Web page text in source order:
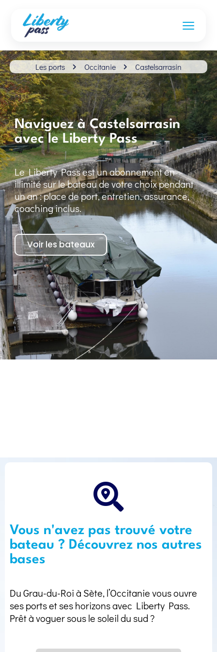
Les ports Occitanie Castelsarrasin
Naviguez à Castelsarrasin
avec le Liberty Pass
Le Liberty Pass est un abonnement en
illimité sur le bateau de votre choix pendant
un an : place de port, entretien, assurance,
coaching inclus.
Voir les bateaux
Vous n'avez pas trouvé votre
bateau ? Découvrez nos autres
bases
Du Grau-du-Roi à Sète, l’Occitanie vous ouvre
ses ports et ses horizons avec Liberty Pass.
Prêt à voguer sous le soleil du sud ?